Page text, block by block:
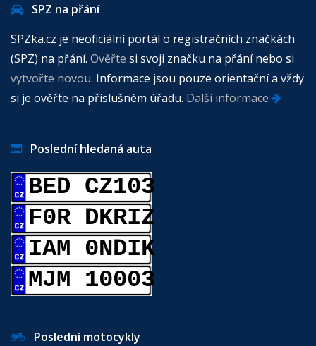
SPZ na přání
SPZka.cz je neoficiální portál o registračních značkách
(SPZ) na přání. Ověřte si svoji značku na přání nebo si
vytvořte novou. Informace jsou pouze orientační a vždy
si je ověřte na příslušném úřadu. Další informace
Poslední hledaná auta
BED CZ103
F0R DKRIZ
IAM 0NDIK
MJM 10003
Poslední motocykly